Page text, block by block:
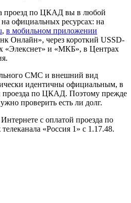
проезд по ЦКАД вы в любой
официальных ресурсах: на
, в мобильном приложении
Онлайн», через короткий USSD-
«Элекснет» и «МКБ», в Центрах
СМС и внешний вид
идентичны официальным, в
проезда по ЦКАД. Поэтому прежде
проверить есть ли долг.
с оплатой проезда по
«Россия 1» с 1.17.48.